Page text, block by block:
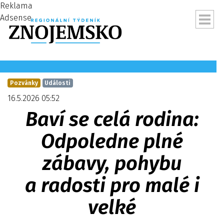
Reklama
Adsense
Pozvánky Události
16.5.2026 05:52
Baví se celá rodina:
Odpoledne plné
zábavy, pohybu
a radosti pro malé i
velké